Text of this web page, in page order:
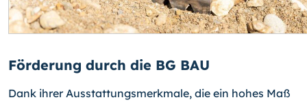
Förderung durch die BG BAU
Dank ihrer Ausstattungsmerkmale, die ein hohes Maß